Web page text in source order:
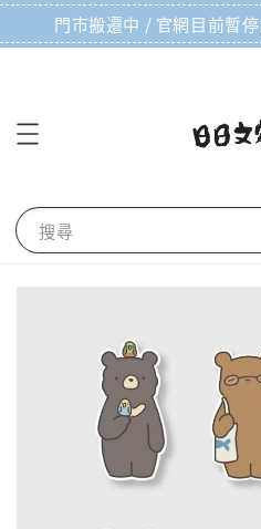
門市搬遷中 / 官網目前暫
搜尋